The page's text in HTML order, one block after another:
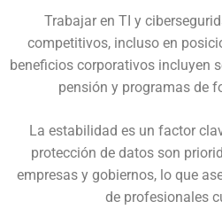
Trabajar en TI y
competitivos, incluso en
beneficios corporativos incluyen
pensión y programas de
La estabilidad es un factor
protección de datos son
empresas y gobiernos, lo que
de profesionales